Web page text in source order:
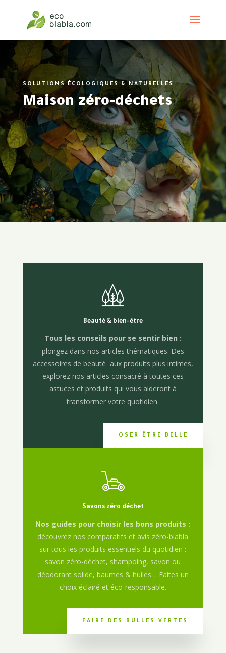
SOLUTIONS ÉCOLOGIQUES & NATURELLES
Maison zéro-déchets
Beauté & bien-être
Tous les conseils pour se sentir bien :
plongez dans nos articles thématiques. Des
accessoires de beauté aux produits plus intimes,
explorez nos articles consacré à toutes ces
astuces et produits qui vous aideront à
transformer votre quotidien.
OSER ÊTRE BELLE
Savons zéro déchet
Nos guides pour choisir les bons produits :
découvrez nos comparatifs et avis zéro-blabla
sur tous les produits essentiels du quotidien :
savon zéro-déchet, shampoing, savon ou
déodorant solide, baumes & huiles… Faites un
choix éclairé et éco-responsable.
FAIRE DES BULLES VERTES